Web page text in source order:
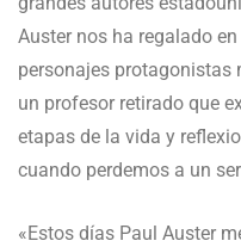
Auster nos ha regalado
personajes protagonistas
un profesor retirado que
etapas de la vida y
cuando perdemos a un
«Estos días Paul Auster